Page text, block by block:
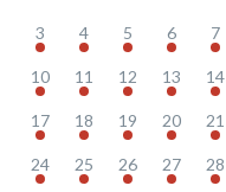
3 4 5 6 7
10 11 12 13 14
17 18 19 20 21
24 25 26 27 28